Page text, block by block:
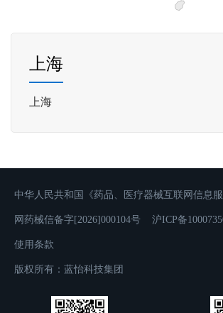
上海
上海
中华人民共和国《药品、医疗器械互联网信息
网药械信备字[2026]000104号 沪ICP备
使用条款
版权所有：蓝怡科技集团